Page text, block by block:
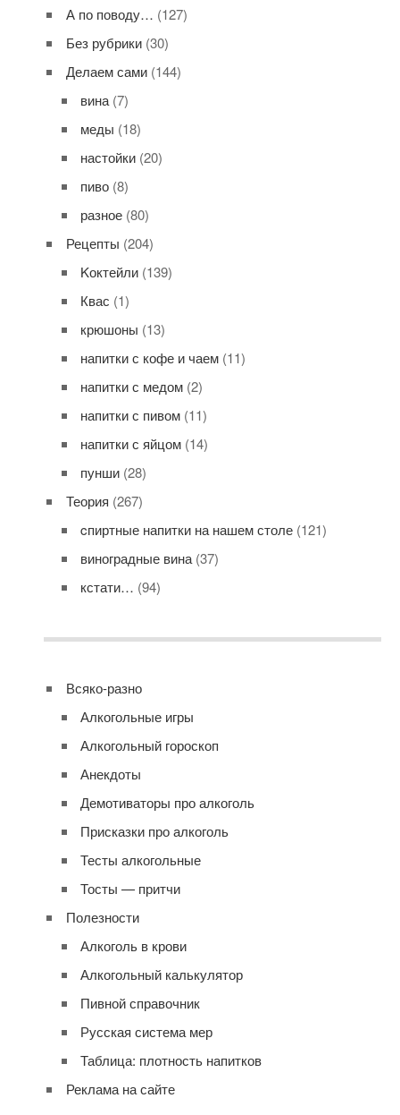
А по поводу… (127)
Без рубрики (30)
Делаем сами (144)
вина (7)
меды (18)
настойки (20)
пиво (8)
разное (80)
Рецепты (204)
Kоктейли (139)
Квас (1)
крюшоны (13)
напитки с кофе и чаем (11)
напитки с медом (2)
напитки с пивом (11)
напитки с яйцом (14)
пунши (28)
Теория (267)
cпиртные напитки на нашем столе (121)
виноградные вина (37)
кстати… (94)
Всяко-разно
Алкогольные игры
Алкогольный гороскоп
Анекдоты
Демотиваторы про алкоголь
Присказки про алкоголь
Тесты алкогольные
Тосты — притчи
Полезности
Алкоголь в крови
Алкогольный калькулятор
Пивной справочник
Русская система мер
Таблица: плотность напитков
Реклама на сайте